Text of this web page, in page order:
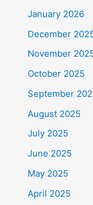
January 2026
December
November
October 2025
September
August 2025
July 2025
June 2025
May 2025
April 2025